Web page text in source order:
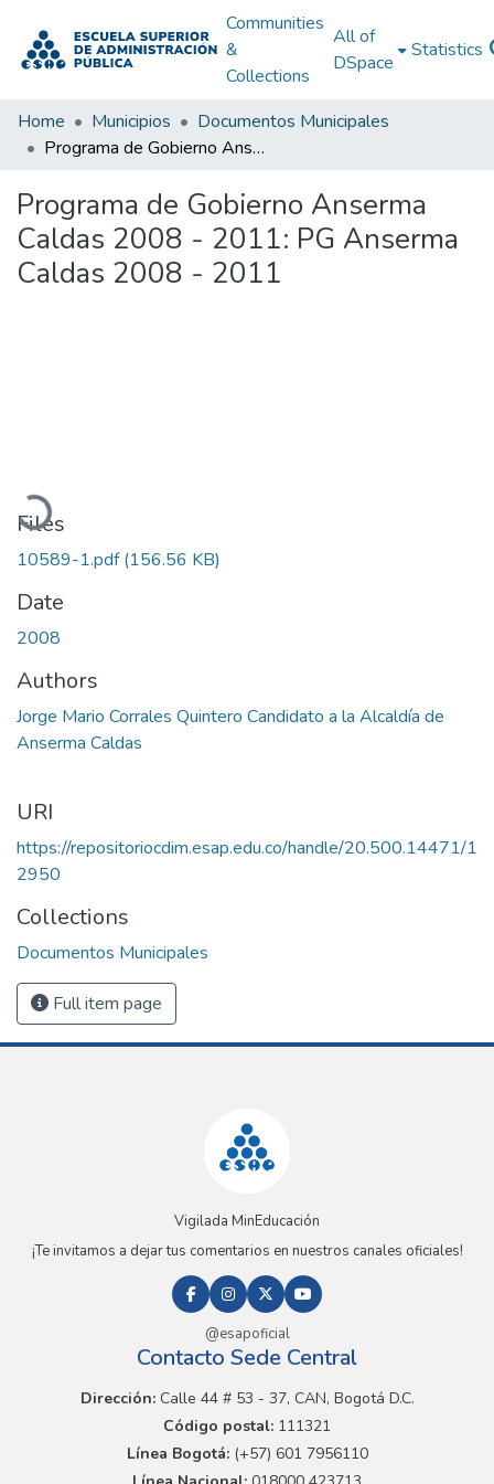
Communities
&
Collections
All of
DSpace
Statistics
Home Municipios
Documentos Municipales
Programa de Gobierno Anserma Caldas 2008 - 2011: PG Anserma Caldas 2008 - 2011
Programa de Gobierno Anserma
Caldas 2008 - 2011: PG Anserma
Caldas 2008 - 2011
Loading...
Files
10589-1.pdf(156.56 KB)
Date
2008
Authors
Jorge Mario Corrales Quintero Candidato a la Alcaldía de
Anserma Caldas
URI
https://repositoriocdim.esap.edu.co/handle/20.500.14471/1
2950
Collections
Documentos Municipales
Full item page
Vigilada MinEducación
¡Te invitamos a dejar tus comentarios en nuestros canales oficiales!
@esapoficial
Contacto Sede Central
Dirección:Calle 44 # 53 - 37, CAN, Bogotá D.C.
Código postal: 111321
Línea Bogotá:(+57) 601 7956110